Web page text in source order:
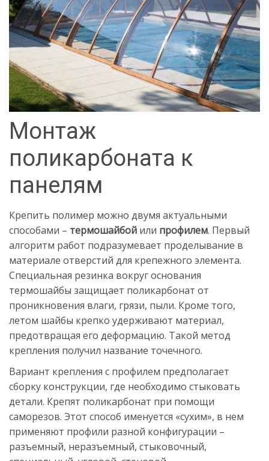
Монтаж
поликарбоната к
панелям
Крепить полимер можно двумя актуальными
способами – термошайбой или профилем. Первый
алгоритм работ подразумевает проделывание в
материале отверстий для крепежного элемента.
Специальная резинка вокруг основания
термошайбы защищает поликарбонат от
проникновения влаги, грязи, пыли. Кроме того,
летом шайбы крепко удерживают материал,
предотвращая его деформацию. Такой метод
крепления получил название точечного.
Вариант крепления с профилем предполагает
сборку конструкции, где необходимо стыковать
детали. Крепят поликарбонат при помощи
саморезов. Этот способ именуется «сухим», в нем
применяют профили разной конфигурации –
разъемный, неразъемный, стыковочный,